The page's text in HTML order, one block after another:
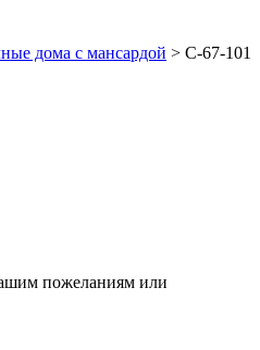
дома с мансардой > С-67-101
пожеланиям или